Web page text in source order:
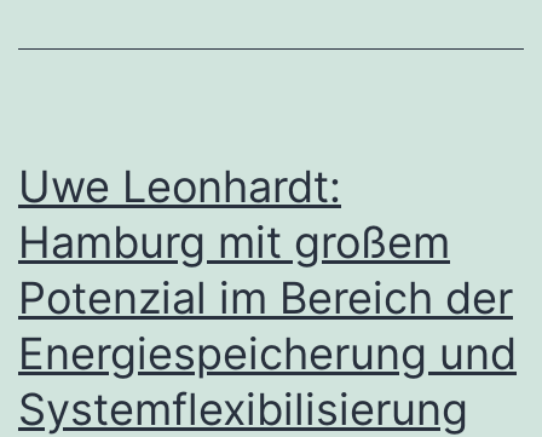
Uwe Leonhardt:
Hamburg mit großem
Potenzial im Bereich der
Energiespeicherung und
Systemflexibilisierung